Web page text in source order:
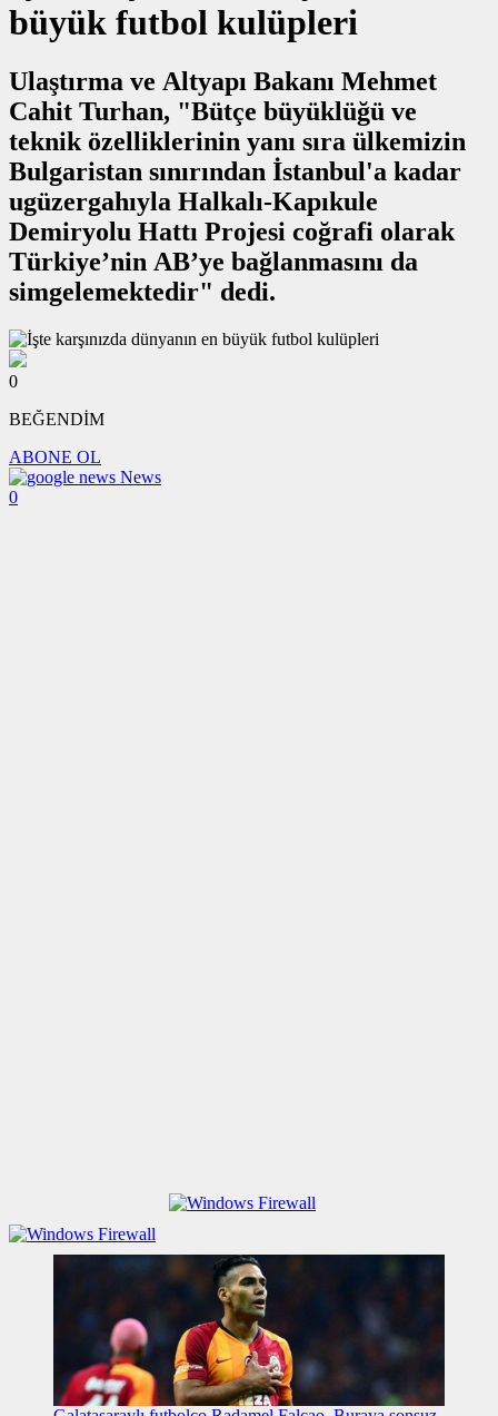
büyük futbol kulüpleri
Ulaştırma ve Altyapı Bakanı Mehmet
Cahit Turhan, "Bütçe büyüklüğü ve
teknik özelliklerinin yanı sıra ülkemizin
Bulgaristan sınırından İstanbul'a kadar
ugüzergahıyla Halkalı-Kapıkule
Demiryolu Hattı Projesi coğrafi olarak
Türkiye’nin AB’ye bağlanmasını da
simgelemektedir" dedi.
0
BEĞENDİM
ABONE OL
News
0